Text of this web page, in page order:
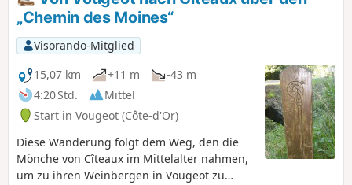
einige schöne Nervenkitzel und
herrliche Ausblicke auf die Täler.
Schauen Sie sich die Fotos an, um sich
ein Bild von den Schwierigkeiten zu
machen, bevor Sie diese Wanderung in
Angriff nehmen. Es gibt nichts
Unüberwindbares, aber Vorsicht ist
besser als Nachsicht.
„Chemin des Moines“
Visorando-Mitglied
15,07 km
+11 m
-43 m
4:20 Std.
Mittel
Start in Vougeot (Côte-d'Or)
Diese Wanderung folgt dem Weg, den die
Mönche von Cîteaux im Mittelalter nahmen,
um zu ihren Weinbergen in Vougeot zu